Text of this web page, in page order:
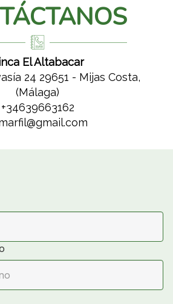
El Altabacar
24 29651 - Mijas Costa,
(Málaga)
+34639663162